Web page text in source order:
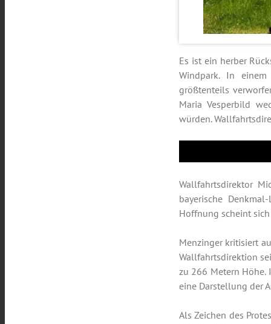
Es ist ein herber
Windpark. In
größtenteils
Maria Vesperbild
würden.
Wallfahrtsdirektor
bayerische
Hoffnung scheint
Menzinger kritisiert
Wallfahrtsdirektion
zu 266 Metern Höhe.
eine Darstellung der
Als Zeichen des